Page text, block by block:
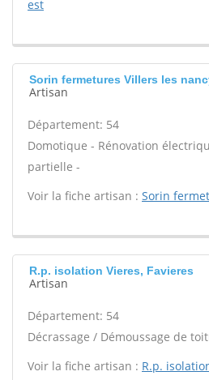
est
Sorin fermetures Villers les
Artisan
Département: 54
Domotique - Rénovation
partielle -
Voir la fiche artisan : Sorin
R.p. isolation Vieres, Favieres
Artisan
Département: 54
Décrassage / Démoussage de
Voir la fiche artisan : R.p.